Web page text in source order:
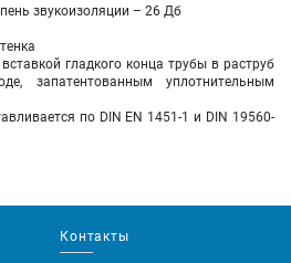
звукоизоляции – 26 Дб
гладкого конца трубы в раструб
запатентованным уплотнительным
по DIN EN 1451-1 и DIN 19560-
Контакты